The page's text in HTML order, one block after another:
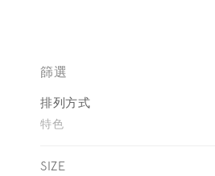
篩選
排列方式
特色
SIZE